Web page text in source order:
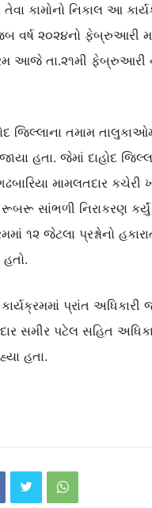
કામોનો નિકાલ આ
૨૦૨૪નો ફેબ્રુઆરી
આજે તા.૨૧મી ફેબ્રુઆરી
જિલ્લાના તમામ
હતા. જેમાં દાહોદ
મામલતદાર કચેરી
રૂબરૂ સાંભળી નિરાકરણ
૧૨ જેટલા પ્રશ્નોનો
પ્રાંત અધિકારી
સમીર પટેલ સહિત
હતા.